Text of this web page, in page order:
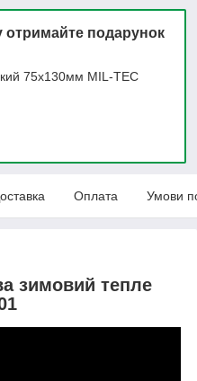
отримайте подарунок
75х130мм MIL-TEC
Оплата Умови
зимовий тепле